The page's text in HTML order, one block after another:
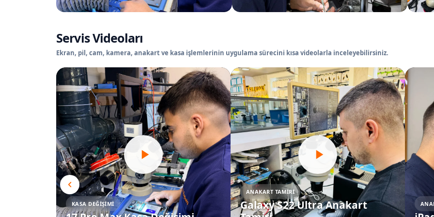
Servis Videoları
Ekran, pil, cam, kamera, anakart ve kasa işlemlerinin uygulama sürecini kısa videolarla inceleyebilirsiniz.
KASA DEĞIŞIMI
ANAKART TAMIRI
Galaxy S22 Ultra Anakart